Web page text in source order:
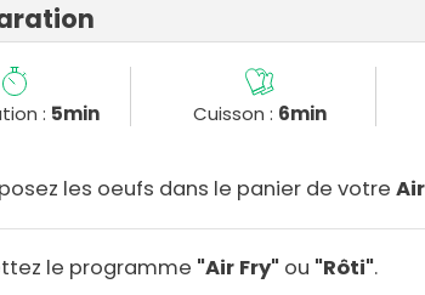
: 5min Cuisson : 6min
les oeufs dans le panier de votre
le programme "Air Fry" ou "Rôti".